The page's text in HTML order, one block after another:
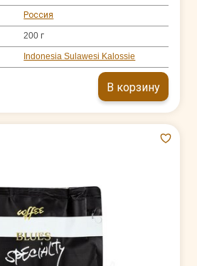
Россия
200 г
Indonesia Sulawesi Kalossie
В корзину